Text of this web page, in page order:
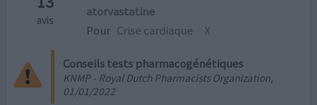
avis
atorvastatine
Pour Crise cardiaque X
Conseils tests pharmacogénétiques
KNMP - Royal Dutch Pharmacists Organization,
01/01/2022